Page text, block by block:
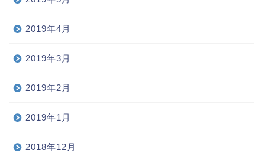
2019年4月
2019年3月
2019年2月
2019年1月
2018年12月